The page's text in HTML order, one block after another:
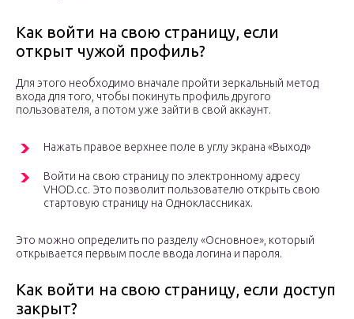
Как войти на свою страницу, если
открыт чужой профиль?
Для этого необходимо вначале пройти зеркальный метод
входа для того, чтобы покинуть профиль другого
пользователя, а потом уже зайти в свой аккаунт.
Нажать правое верхнее поле в углу экрана «Выход»
Войти на свою страницу по электронному адресу
VHOD.cc. Это позволит пользователю открыть свою
стартовую страницу на Одноклассниках.
Это можно определить по разделу «Основное», который
открывается первым после ввода логина и пароля.
Как войти на свою страницу, если доступ
закрыт?